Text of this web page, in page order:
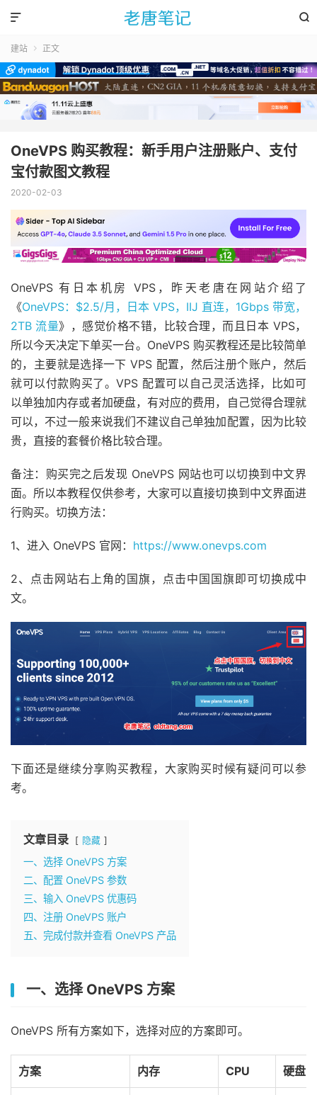


建站  正文
OneVPS 购买教程：新手用户注册账户、支付
宝付款图文教程
2020-02-03
OneVPS 有日本机房 VPS，昨天老唐在网站介绍了
《OneVPS：$2.5/月，日本 VPS，IIJ 直连，1Gbps 带宽，
2TB 流量》，感觉价格不错，比较合理，而且日本 VPS，
所以今天决定下单买一台。OneVPS 购买教程还是比较简单
的，主要就是选择一下 VPS 配置，然后注册个账户，然后
就可以付款购买了。VPS 配置可以自己灵活选择，比如可
以单独加内存或者加硬盘，有对应的费用，自己觉得合理就
可以，不过一般来说我们不建议自己单独加配置，因为比较
贵，直接的套餐价格比较合理。
备注：购买完之后发现 OneVPS 网站也可以切换到中文界
面。所以本教程仅供参考，大家可以直接切换到中文界面进
行购买。切换方法：
1、进入 OneVPS 官网： https://www.onevps.com
2、点击网站右上角的国旗，点击中国国旗即可切换成中
文。
下面还是继续分享购买教程，大家购买时候有疑问可以参
考。
文章目录 隐藏
一、选择 OneVPS 方案
二、配置 OneVPS 参数
三、输入 OneVPS 优惠码
四、注册 OneVPS 账户
五、完成付款并查看 OneVPS 产品
一、选择 OneVPS 方案
OneVPS 所有方案如下，选择对应的方案即可。
方案 内存 CPU 硬盘